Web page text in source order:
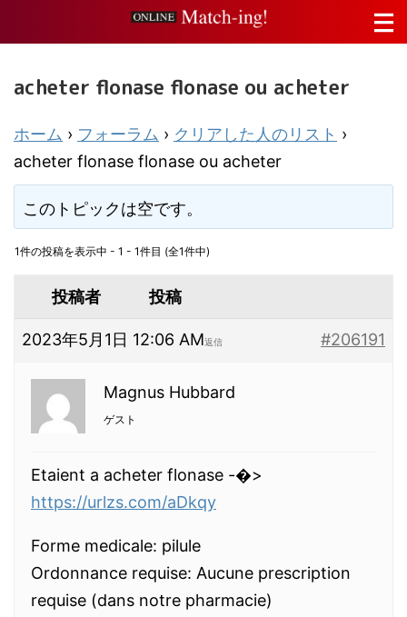
acheter flonase flonase ou acheter
ホーム › フォーラム › クリアした人のリスト ›
acheter flonase flonase ou acheter
このトピックは空です。
1件の投稿を表示中 - 1 - 1件目 (全1件中)
投稿者 投稿
2023年5月1日 12:06 AM #206191
返信
Magnus Hubbard
ゲスト
Etaient a acheter flonase -�>
https://urlzs.com/aDkqy
Forme medicale: pilule
Ordonnance requise: Aucune prescription
requise (dans notre pharmacie)